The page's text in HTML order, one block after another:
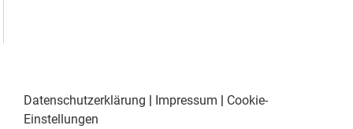
Datenschutzerklärung | Impressum | Cookie-
Einstellungen